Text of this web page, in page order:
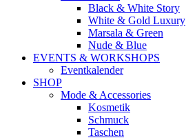
Black & White Story
White & Gold Luxury
Marsala & Green
Nude & Blue
EVENTS & WORKSHOPS
Eventkalender
SHOP
Mode & Accessories
Kosmetik
Schmuck
Taschen